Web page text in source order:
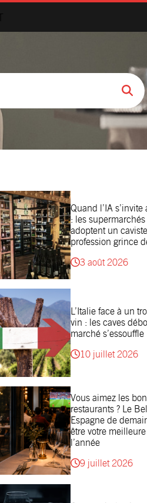
Quand l’IA
: les
adoptent un
profession grince
3 août 2026
L’Italie face à un
vin : les caves
marché s’essouffle
10 juillet 2026
Vous aimez les
restaurants ? Le
Espagne de
être votre
l’année
9 juillet 2026